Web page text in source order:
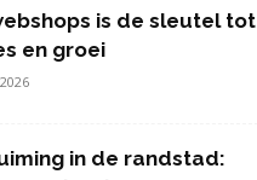
is de sleutel tot
en groei
in de randstad: